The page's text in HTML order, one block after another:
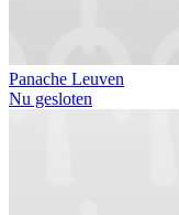
Panache Leuven
Nu gesloten